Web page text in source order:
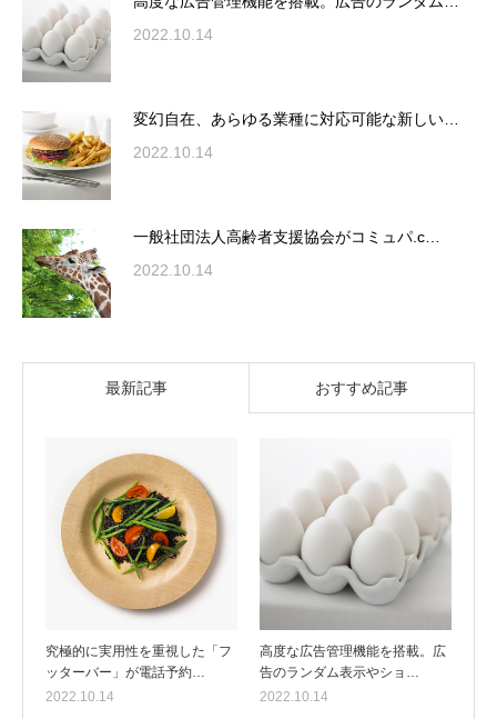
2022.10.14
変幻自在、あらゆる業種に対応可能な新しい…
2022.10.14
一般社団法人高齢者支援協会がコミュパ.c…
2022.10.14
最新記事 おすすめ記事
究極的に実用性を重視した「フ
ッターバー」が電話予約…
2022.10.14
高度な広告管理機能を搭載。広
告のランダム表示やショ…
2022.10.14